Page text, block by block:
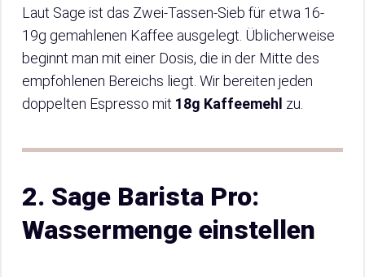
Laut Sage ist das Zwei-Tassen-Sieb für etwa 16-
19g gemahlenen Kaffee ausgelegt. Üblicherweise
beginnt man mit einer Dosis, die in der Mitte des
empfohlenen Bereichs liegt. Wir bereiten jeden
doppelten Espresso mit 18g Kaffeemehl zu.
2. Sage Barista Pro:
Wassermenge einstellen